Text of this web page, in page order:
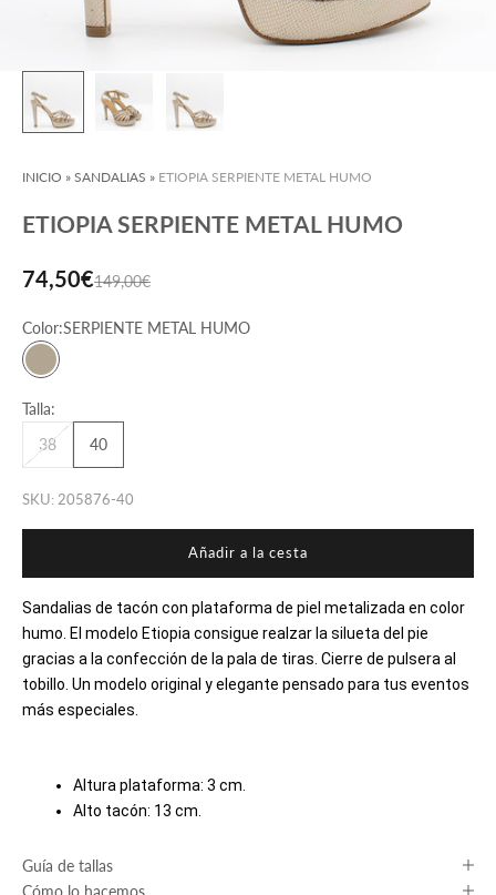
INICIO » SANDALIAS » ETIOPIA SERPIENTE METAL HUMO
ETIOPIA SERPIENTE METAL HUMO
Precio de oferta
74,50€Precio normal
149,00€
Color:SERPIENTE METAL HUMO
SERPIENTE METAL HUMO
Talla:
38
40
SKU: 205876-40
Añadir a la cesta
Sandalias de tacón con plataforma de piel metalizada en color
humo. El modelo Etiopia consigue realzar la silueta del pie
gracias a la confección de la pala de tiras. Cierre de pulsera al
tobillo. Un modelo original y elegante pensado para tus eventos
más especiales.
Altura plataforma: 3 cm.
Alto tacón: 13 cm.
Guía de tallas
Cómo lo hacemos